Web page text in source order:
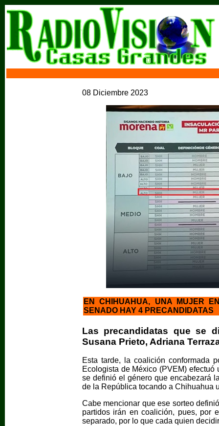
08 Diciembre 2023
EN CHIHUAHUA, UNA MUJER
SENADO HAY 4 PRECANDIDATAS
Las precandidatas que se
Susana Prieto, Adriana
Esta tarde, la coalición conformada
Ecologista de México (PVEM)
se definió el género que encabezará
de la República tocando a Chihuahua
Cabe mencionar que ese sorteo
partidos irán en coalición, pues, por
separado, por lo que cada quien